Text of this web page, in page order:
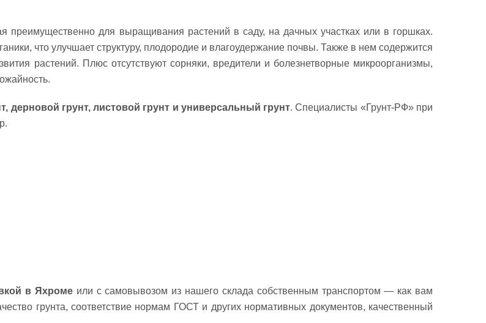
преимущественно для выращивания растений в саду, на дачных участках или в горшках.
что улучшает структуру, плодородие и влагоудержание почвы. Также в нем содержится
растений. Плюс отсутствуют сорняки, вредители и болезнетворные микроорганизмы,
дерновой грунт, листовой грунт и универсальный грунт. Специалисты «Грунт-РФ» при
в Яхромеили с самовывозом из нашего склада собственным транспортом — как вам
грунта, соответствие нормам ГОСТ и других нормативных документов, качественный